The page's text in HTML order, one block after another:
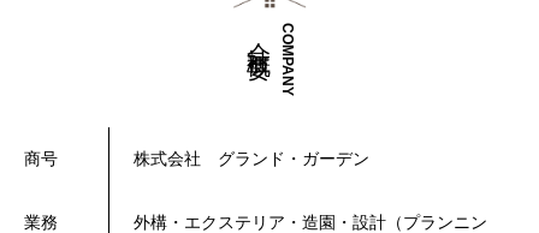
COMPANY
商号 株式会社 グランド・ガーデン
業務
外構・エクステリア・造園・設計（プランニン